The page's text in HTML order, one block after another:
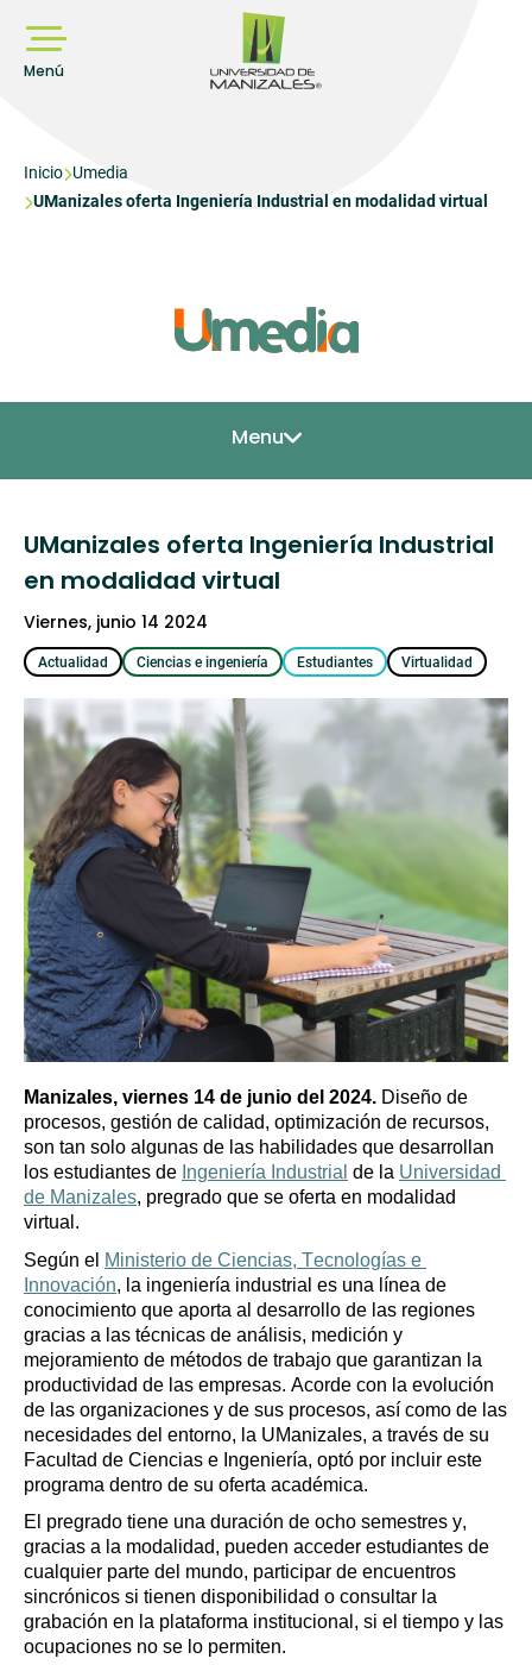
contenido
principal
Menú
Sobrescribir
enlaces
Inicio Umedia
UManizales oferta Ingeniería Industrial en modalidad virtual
Menu
UManizales oferta Ingeniería Industrial
en modalidad virtual
viernes, junio 14 2024
Actualidad Ciencias e ingeniería Estudiantes Virtualidad
Manizales, viernes 14 de junio del 2024. Diseño de
procesos, gestión de calidad, optimización de recursos,
son tan solo algunas de las habilidades que desarrollan
los estudiantes de Ingeniería Industrial de la Universidad
de Manizales, pregrado que se oferta en modalidad
virtual.
Según el Ministerio de Ciencias, Tecnologías e
Innovación, la ingeniería industrial es una línea de
conocimiento que aporta al desarrollo de las regiones
gracias a las técnicas de análisis, medición y
mejoramiento de métodos de trabajo que garantizan la
productividad de las empresas. Acorde con la evolución
de las organizaciones y de sus procesos, así como de las
necesidades del entorno, la UManizales, a través de su
Facultad de Ciencias e Ingeniería, optó por incluir este
programa dentro de su oferta académica.
El pregrado tiene una duración de ocho semestres y,
gracias a la modalidad, pueden acceder estudiantes de
cualquier parte del mundo, participar de encuentros
sincrónicos si tienen disponibilidad o consultar la
grabación en la plataforma institucional, si el tiempo y las
ocupaciones no se lo permiten.